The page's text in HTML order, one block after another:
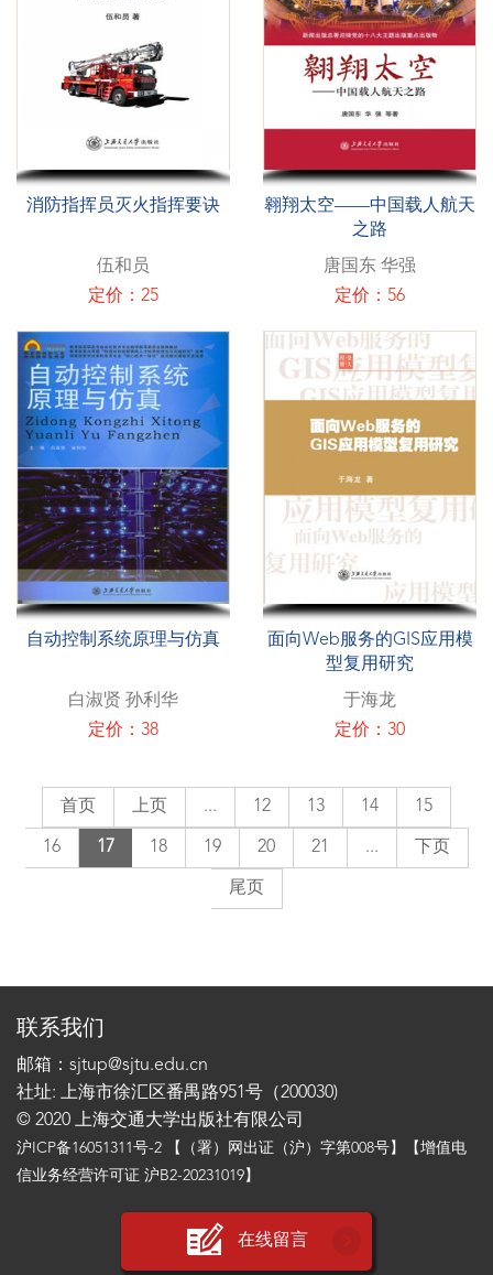
消防指挥员灭火指挥要诀
伍和员
定价：25
翱翔太空——中国载人航天
之路
唐国东 华强
定价：56
自动控制系统原理与仿真
白淑贤 孙利华
定价：38
面向Web服务的GIS应用模
型复用研究
于海龙
定价：30
首页 上页 ... 12 13 14 15
16 17 18 19 20 21 ... 下页
尾页
联系我们
邮箱：sjtup@sjtu.edu.cn
社址: 上海市徐汇区番禺路951号（200030)
© 2020 上海交通大学出版社有限公司
沪ICP备16051311号-2 【（署）网出证（沪）字第008号】【增值电
信业务经营许可证 沪B2-20231019】
在线留言